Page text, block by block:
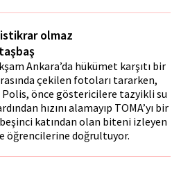
istikrar olmaz
Ankara’da hükümet karşıtı bir
çekilen fotoları tararken,
önce göstericilere tazyikli su
hızını alamayıp TOMA’yı bir
katından olan biteni izleyen
öğrencilerine doğrultuyor.